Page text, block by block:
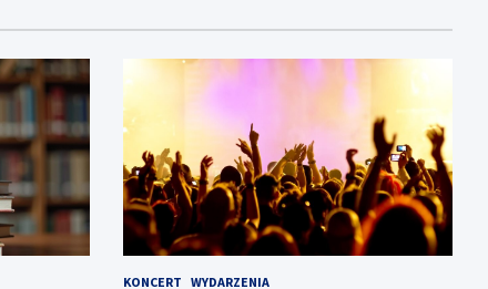
KONCERT WYDARZENIA